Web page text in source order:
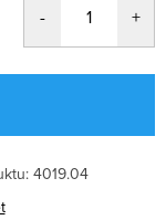
4019.04